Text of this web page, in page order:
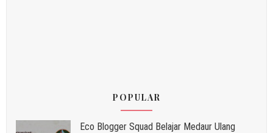
POPULAR
Eco Blogger Squad Belajar Medaur Ulang